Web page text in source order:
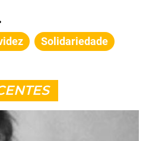
Solidariedade